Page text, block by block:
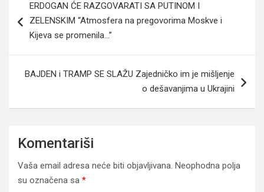
članaka
ERDOGAN ĆE RAZGOVARATI SA PUTINOM I
ZELENSKIM “Atmosfera na pregovorima Moskve i
Kijeva se promenila…”
BAJDEN i TRAMP SE SLAŽU Zajedničko im je mišljenje
o dešavanjima u Ukrajini
Komentariši
Vaša email adresa neće biti objavljivana. Neophodna polja
su označena sa *